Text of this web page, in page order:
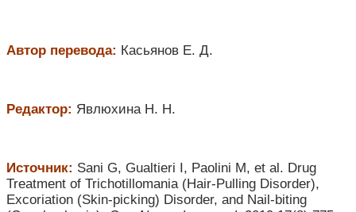
Автор перевода: Касьянов Е. Д.
Редактор: Явлюхина Н. Н.
Источник: Sani G, Gualtieri I, Paolini M, et al. Drug
Treatment of Trichotillomania (Hair-Pulling Disorder),
Excoriation (Skin-picking) Disorder, and Nail-biting